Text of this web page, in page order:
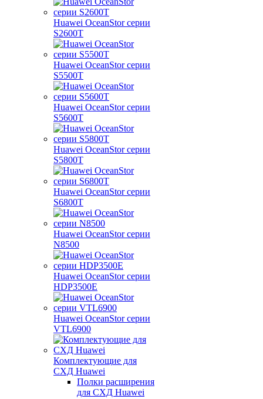
Huawei OceanStor серии
S2600T
Huawei OceanStor серии
S5500T
Huawei OceanStor серии
S5600T
Huawei OceanStor серии
S5800T
Huawei OceanStor серии
S6800T
Huawei OceanStor серии
N8500
Huawei OceanStor серии
HDP3500E
Huawei OceanStor серии
VTL6900
Комплектующие для
СХД Huawei
Полки расширения
для СХД Huawei